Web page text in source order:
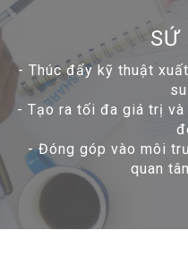
SỨ
- Thúc đẩy kỹ thuật
- Tạo ra tối đa giá trị và
-Đóng góp vào môi
quan